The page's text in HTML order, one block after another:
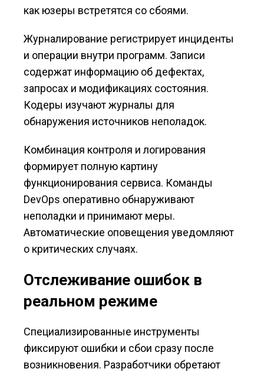
как юзеры встретятся со сбоями.
Журналирование регистрирует инциденты
и операции внутри программ. Записи
содержат информацию об дефектах,
запросах и модификациях состояния.
Кодеры изучают журналы для
обнаружения источников неполадок.
Комбинация контроля и логирования
формирует полную картину
функционирования сервиса. Команды
DevOps оперативно обнаруживают
неполадки и принимают меры.
Автоматические оповещения уведомляют
о критических случаях.
Отслеживание ошибок в
реальном режиме
Специализированные инструменты
фиксируют ошибки и сбои сразу после
возникновения. Разработчики обретают